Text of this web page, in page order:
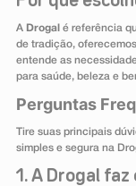
A Drogal é referência
de tradição,
entende as
para saúde, beleza e
Perguntas
Tire suas principais
simples e segura na
1. A Drogal